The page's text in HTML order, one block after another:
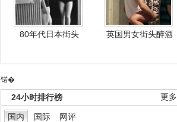
80年代日本街头 英国男女街头醉酒
锘�
更多
24小时排行榜
国内 国际 网评